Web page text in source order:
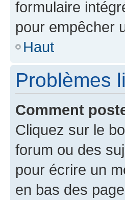
formulaire
pour empêcher
Haut
Problèmes
Comment
Cliquez sur le
forum ou des
pour écrire un
en bas des